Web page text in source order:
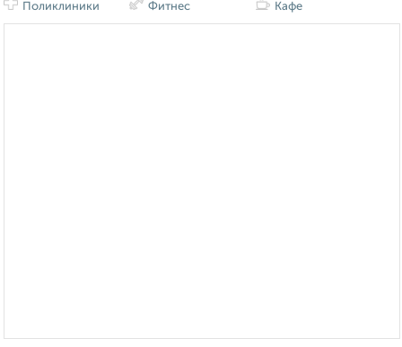
Поликлиники Фитнес Кафе